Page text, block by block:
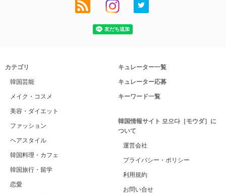
カテゴリ
韓国芸能
メイク・コスメ
美容・ダイエット
ファッション
ヘアスタイル
韓国料理・カフェ
韓国旅行・留学
恋愛
キュレーター一覧
キュレーター応募
キーワード一覧
韓国情報サイト 모으다［モウダ］に
ついて
運営会社
プライバシー・ポリシー
利用規約
お問い合せ